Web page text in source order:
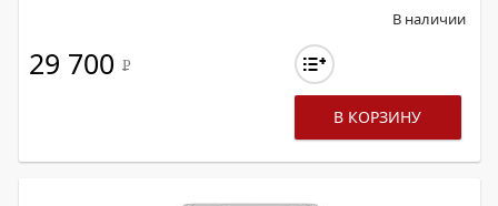
В наличии
29 700 Р
В КОРЗИНУ